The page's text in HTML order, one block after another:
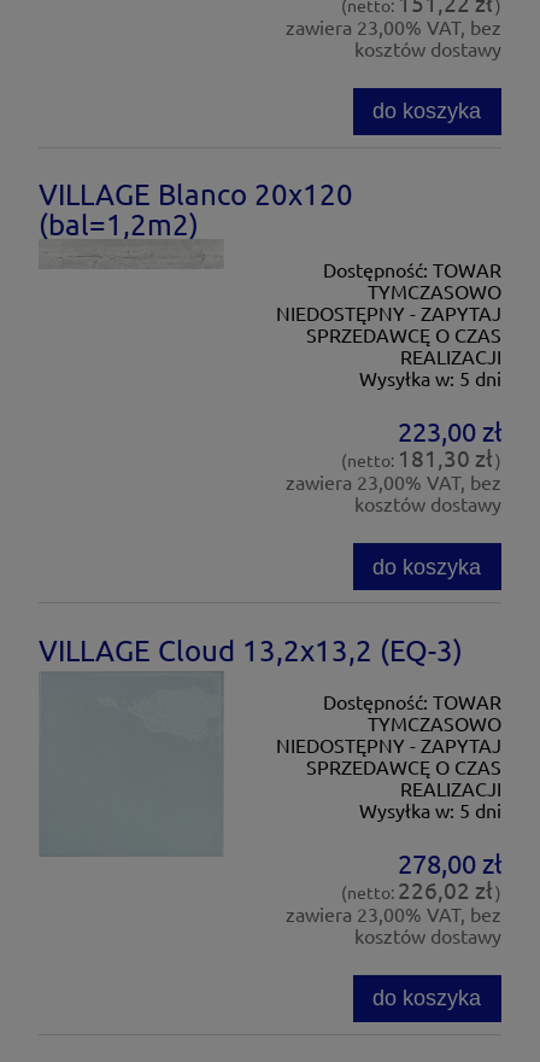
(netto: )
zawiera 23,00% VAT, bez
kosztów dostawy
do koszyka
VILLAGE Blanco 20x120
(bal=1,2m2)
Dostępność: TOWAR
TYMCZASOWO
NIEDOSTĘPNY - ZAPYTAJ
SPRZEDAWCĘ O CZAS
REALIZACJI
Wysyłka w: 5 dni
223,00 zł
(netto: 181,30 zł)
zawiera 23,00% VAT, bez
kosztów dostawy
do koszyka
VILLAGE Cloud 13,2x13,2 (EQ-3)
Dostępność: TOWAR
TYMCZASOWO
NIEDOSTĘPNY - ZAPYTAJ
SPRZEDAWCĘ O CZAS
REALIZACJI
Wysyłka w: 5 dni
278,00 zł
(netto: 226,02 zł)
zawiera 23,00% VAT, bez
kosztów dostawy
do koszyka